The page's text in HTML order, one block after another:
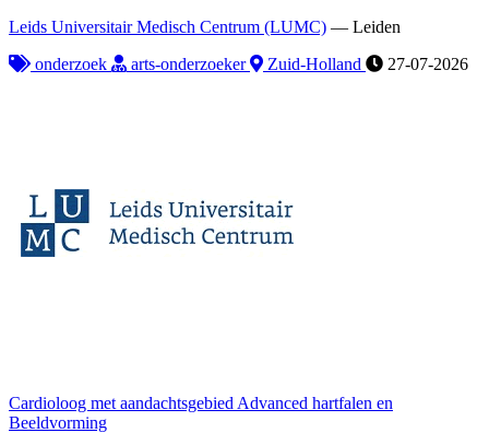
Leids Universitair Medisch Centrum (LUMC) — Leiden
onderzoek
arts-onderzoeker Zuid-Holland 27-07-2026
Cardioloog met aandachtsgebied Advanced hartfalen en
Beeldvorming